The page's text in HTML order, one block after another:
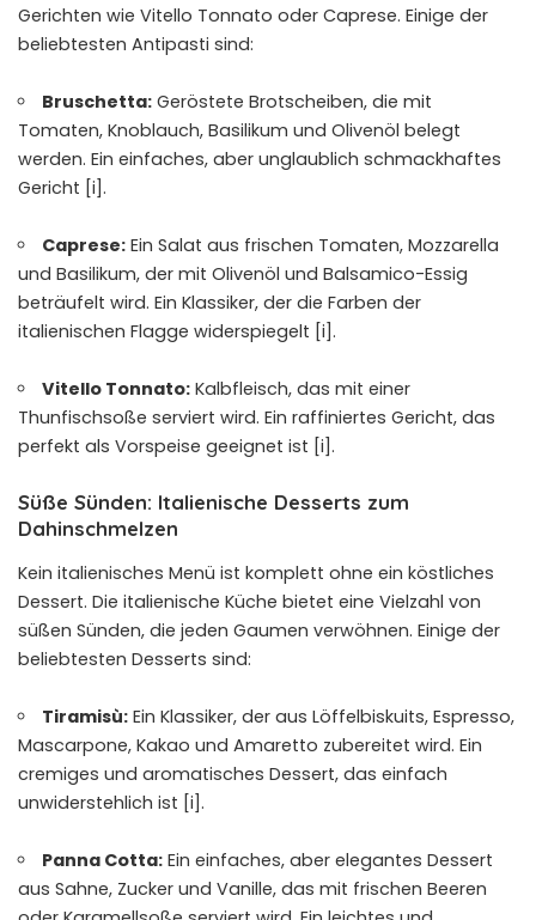
Gerichten wie Vitello Tonnato oder Caprese. Einige der
beliebtesten Antipasti sind:
Bruschetta: Geröstete Brotscheiben, die mit
Tomaten, Knoblauch, Basilikum und Olivenöl belegt
werden. Ein einfaches, aber unglaublich schmackhaftes
Gericht [i].
Caprese: Ein Salat aus frischen Tomaten, Mozzarella
und Basilikum, der mit Olivenöl und Balsamico-Essig
beträufelt wird. Ein Klassiker, der die Farben der
italienischen Flagge widerspiegelt [i].
Vitello Tonnato: Kalbfleisch, das mit einer
Thunfischsoße serviert wird. Ein raffiniertes Gericht, das
perfekt als Vorspeise geeignet ist [i].
Süße Sünden: Italienische Desserts zum
Dahinschmelzen
Kein italienisches Menü ist komplett ohne ein köstliches
Dessert. Die italienische Küche bietet eine Vielzahl von
süßen Sünden, die jeden Gaumen verwöhnen. Einige der
beliebtesten Desserts sind:
Tiramisù: Ein Klassiker, der aus Löffelbiskuits, Espresso,
Mascarpone, Kakao und Amaretto zubereitet wird. Ein
cremiges und aromatisches Dessert, das einfach
unwiderstehlich ist [i].
Panna Cotta: Ein einfaches, aber elegantes Dessert
aus Sahne, Zucker und Vanille, das mit frischen Beeren